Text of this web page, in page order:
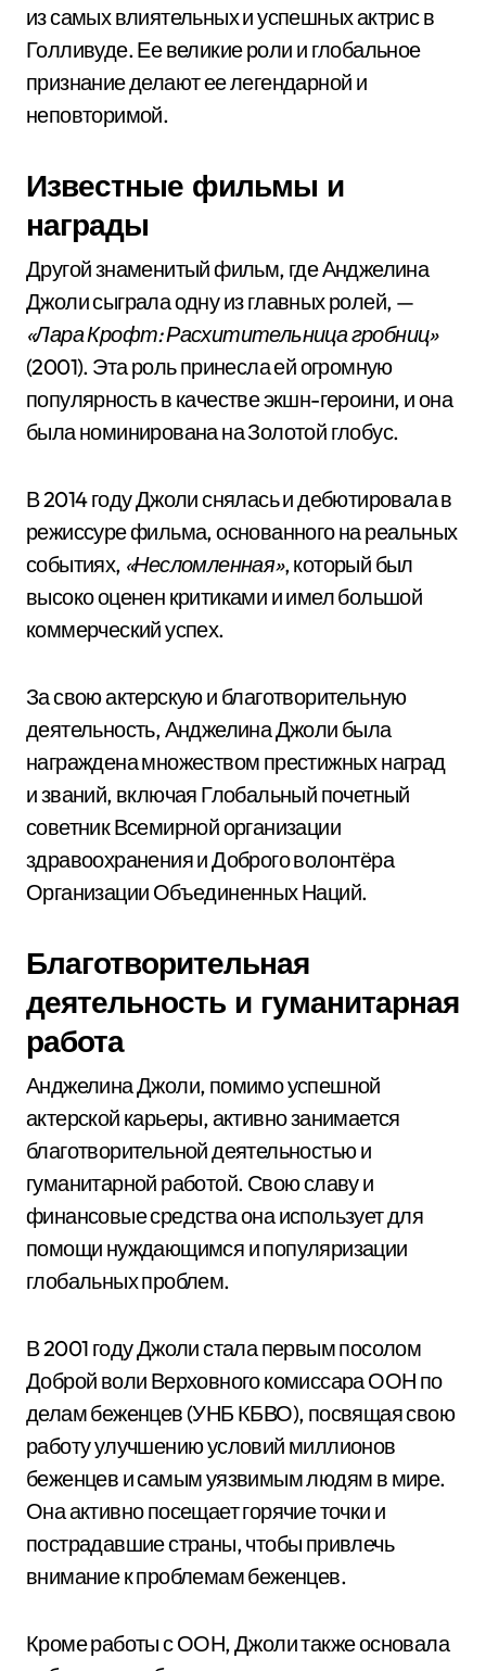
из самых влиятельных и успешных актрис в
Голливуде. Ее великие роли и глобальное
признание делают ее легендарной и
неповторимой.
Известные фильмы и
награды
Другой знаменитый фильм, где Анджелина
Джоли сыграла одну из главных ролей, —
«Лара Крофт: Расхитительница гробниц»
(2001). Эта роль принесла ей огромную
популярность в качестве экшн-героини, и она
была номинирована на Золотой глобус.
В 2014 году Джоли снялась и дебютировала в
режиссуре фильма, основанного на реальных
событиях, «Несломленная», который был
высоко оценен критиками и имел большой
коммерческий успех.
За свою актерскую и благотворительную
деятельность, Анджелина Джоли была
награждена множеством престижных наград
и званий, включая Глобальный почетный
советник Всемирной организации
здравоохранения и Доброго волонтёра
Организации Объединенных Наций.
Благотворительная
деятельность и гуманитарная
работа
Анджелина Джоли, помимо успешной
актерской карьеры, активно занимается
благотворительной деятельностью и
гуманитарной работой. Свою славу и
финансовые средства она использует для
помощи нуждающимся и популяризации
глобальных проблем.
В 2001 году Джоли стала первым посолом
Доброй воли Верховного комиссара ООН по
делам беженцев (УНБ КБВО), посвящая свою
работу улучшению условий миллионов
беженцев и самым уязвимым людям в мире.
Она активно посещает горячие точки и
пострадавшие страны, чтобы привлечь
внимание к проблемам беженцев.
Кроме работы с ООН, Джоли также основала